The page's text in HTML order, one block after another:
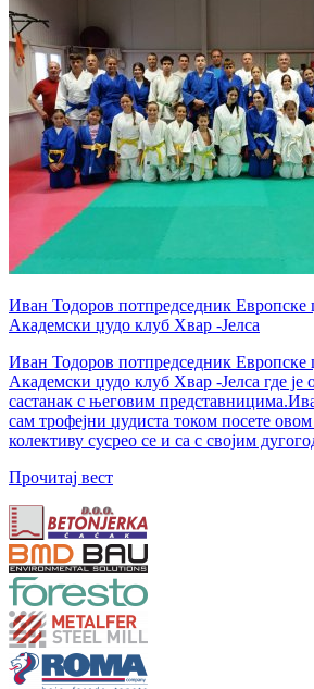
Иван Тодоров потпредседник Европске
Академски џудо клуб Хвар -Јелса
Иван Тодоров потпредседник Европске
Академски џудо клуб Хвар -Јелса где је
састанак с његовим
сам трофејни џудиста током посете
колективу сусрео се и са с својим
Прочитај вест